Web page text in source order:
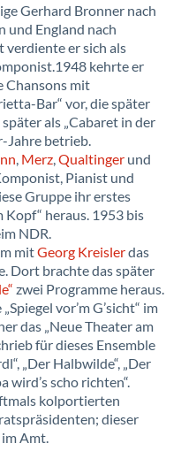
Gerhard Bronner nach
und England nach
verdiente er sich als
kehrte er
Chansons mit
Bar“ vor, die später
als „Cabaret in der
Jahre betrieb.
, Merz,Qualtinger und
Pianist und
Gruppe ihr erstes
heraus. 1953 bis
NDR.
mitGeorg Kreislerdas
Dort brachte das später
zwei Programme heraus.
vor’m G’sicht“ im
das „Neue Theater am
für dieses Ensemble
„Der Halbwilde“, „Der
wird’s scho richten“.
kolportierten
dieser
Amt.